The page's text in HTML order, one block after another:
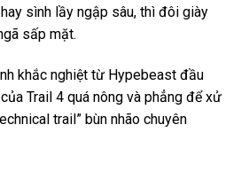
sình lầy ngập sâu, thì đôi giày
sấp mặt.
khắc nghiệt từ Hypebeast đầu
Trail 4 quá nông và phẳng để xử
trail” bùn nhão chuyên